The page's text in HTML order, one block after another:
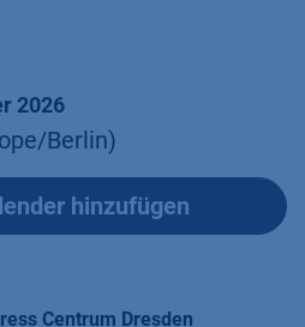
2026
Berlin)
hinzufügen
Centrum Dresden